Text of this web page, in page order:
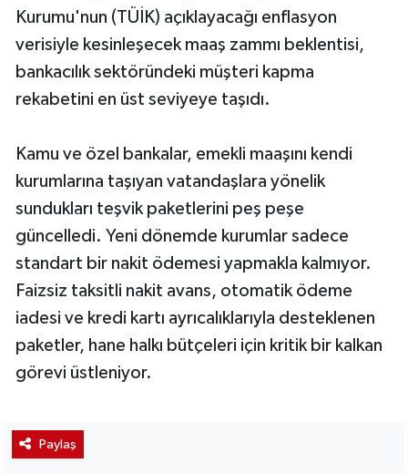
Kurumu'nun (TÜİK) açıklayacağı enflasyon
verisiyle kesinleşecek maaş zammı beklentisi,
bankacılık sektöründeki müşteri kapma
rekabetini en üst seviyeye taşıdı.
Kamu ve özel bankalar, emekli maaşını kendi
kurumlarına taşıyan vatandaşlara yönelik
sundukları teşvik paketlerini peş peşe
güncelledi. Yeni dönemde kurumlar sadece
standart bir nakit ödemesi yapmakla kalmıyor.
Faizsiz taksitli nakit avans, otomatik ödeme
iadesi ve kredi kartı ayrıcalıklarıyla desteklenen
paketler, hane halkı bütçeleri için kritik bir kalkan
görevi üstleniyor.
Paylaş